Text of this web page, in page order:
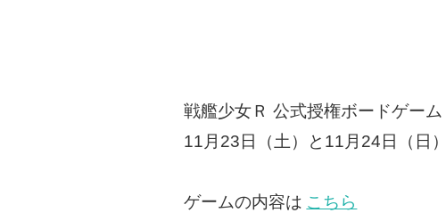
戦艦少女Ｒ 公式授権ボードゲー
11月23日（土）と11月24日（日
ゲームの内容は こちら